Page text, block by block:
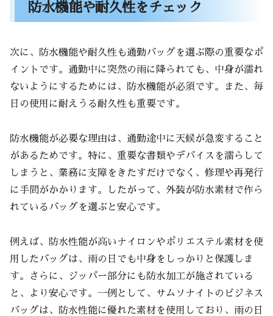
防水機能や耐久性をチェック
次に、防水機能や耐久性も通勤バッグを選ぶ際の重要なポ
イントです。通勤中に突然の雨に降られても、中身が濡れ
ないようにするためには、防水機能が必須です。また、毎
日の使用に耐えうる耐久性も重要です。
防水機能が必要な理由は、通勤途中に天候が急変すること
があるためです。特に、重要な書類やデバイスを濡らして
しまうと、業務に支障をきたすだけでなく、修理や再発行
に手間がかかります。したがって、外装が防水素材で作ら
れているバッグを選ぶと安心です。
例えば、防水性能が高いナイロンやポリエステル素材を使
用したバッグは、雨の日でも中身をしっかりと保護しま
す。さらに、ジッパー部分にも防水加工が施されている
と、より安心です。一例として、サムソナイトのビジネス
バッグは、防水性能に優れた素材を使用しており、雨の日